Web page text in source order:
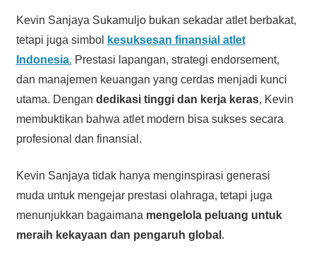
Kevin Sanjaya Sukamuljo bukan sekadar atlet berbakat,
tetapi juga simbol
kesuksesan finansial atlet
Indonesia. Prestasi lapangan, strategi endorsement,
dan manajemen keuangan yang cerdas menjadi kunci
utama. Dengan dedikasi tinggi dan kerja keras, Kevin
membuktikan bahwa atlet modern bisa sukses secara
profesional dan finansial.
Kevin Sanjaya tidak hanya menginspirasi generasi
muda untuk mengejar prestasi olahraga, tetapi juga
menunjukkan bagaimana mengelola peluang untuk
meraih kekayaan dan pengaruh global .